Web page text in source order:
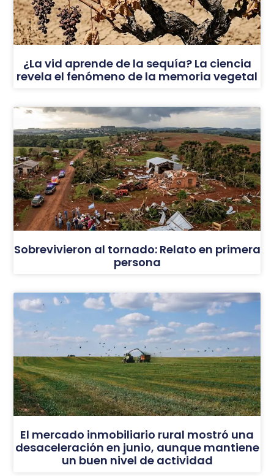
¿La vid aprende de la sequía? La ciencia
revela el fenómeno de la memoria vegetal
Sobrevivieron al tornado: Relato en primera
persona
El mercado inmobiliario rural mostró una
desaceleración en junio, aunque mantiene
un buen nivel de actividad